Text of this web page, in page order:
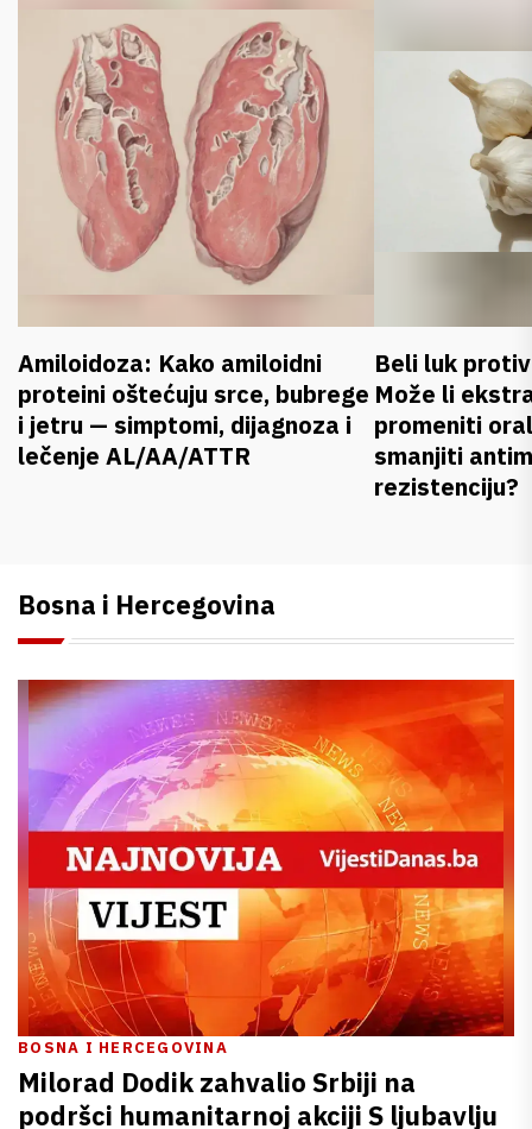
Amiloidoza: Kako amiloidni
proteini oštećuju srce, bubrege
i jetru — simptomi, dijagnoza i
lečenje AL/AA/ATTR
Beli luk
Može li
promeniti
smanjiti
rezistenciju?
Bosna i Hercegovina
BOSNA I HERCEGOVINA
Milorad Dodik zahvalio Srbiji na
podršci humanitarnoj akciji S ljubavlju